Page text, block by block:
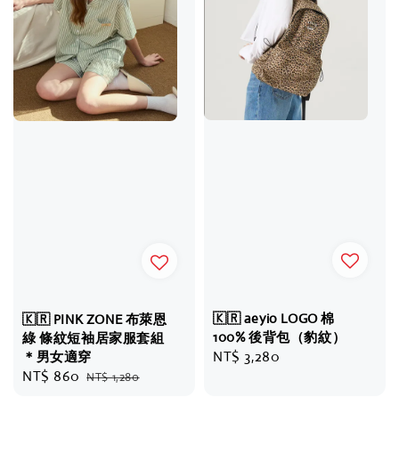
🇰🇷 PINK ZONE 布萊恩
綠 條紋短袖居家服套組
＊男女適穿
Sale
NT$ 860 Regular
NT$ 1,280
🇰🇷 aeyio LOGO 棉
100% 後背包（豹紋）
Regular
NT$ 3,280